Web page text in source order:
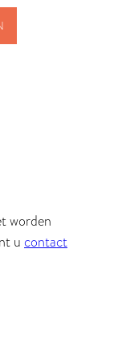
worden
u contact